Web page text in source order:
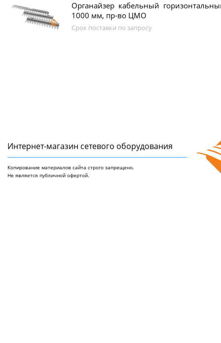
Органайзер кабельный
1000 мм, пр-во ЦМО
Срок поставки по запросу
Интернет-магазин сетeвого оборудования
Копирование материалов сайта строго запрещено.
Не является публичной офертой.